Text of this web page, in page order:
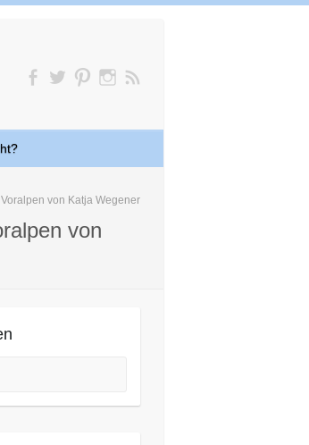
von Katja Wegener
von